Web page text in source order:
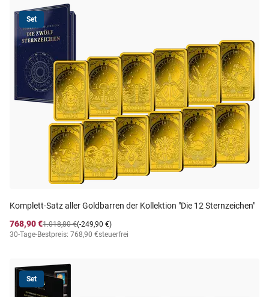
Set
Komplett-Satz aller Goldbarren der Kollektion "Die 12 Sternzeichen"
768,90 €
(-249,90 €)
1.018,80 €
30-Tage-Bestpreis: 768,90 €steuerfrei
Set